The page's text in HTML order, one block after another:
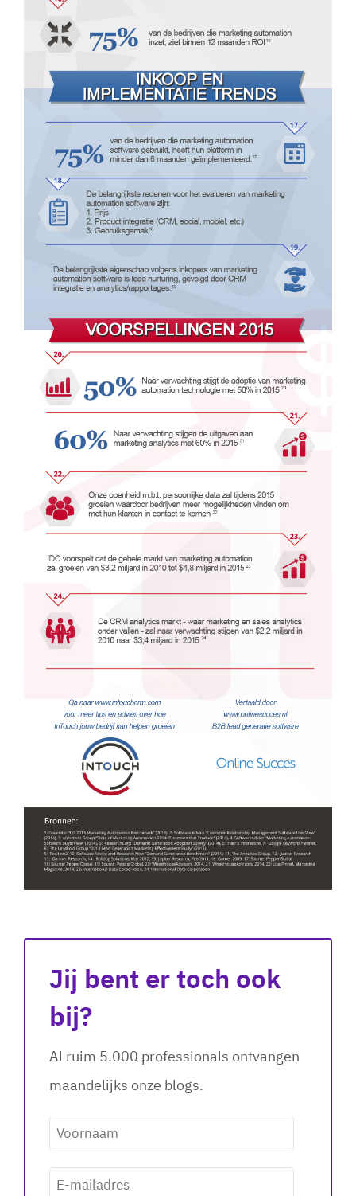
Jij bent er toch ook
bij?
Al ruim 5.000 professionals ontvangen
maandelijks onze blogs.
Voornaam *
E-
mailadres *